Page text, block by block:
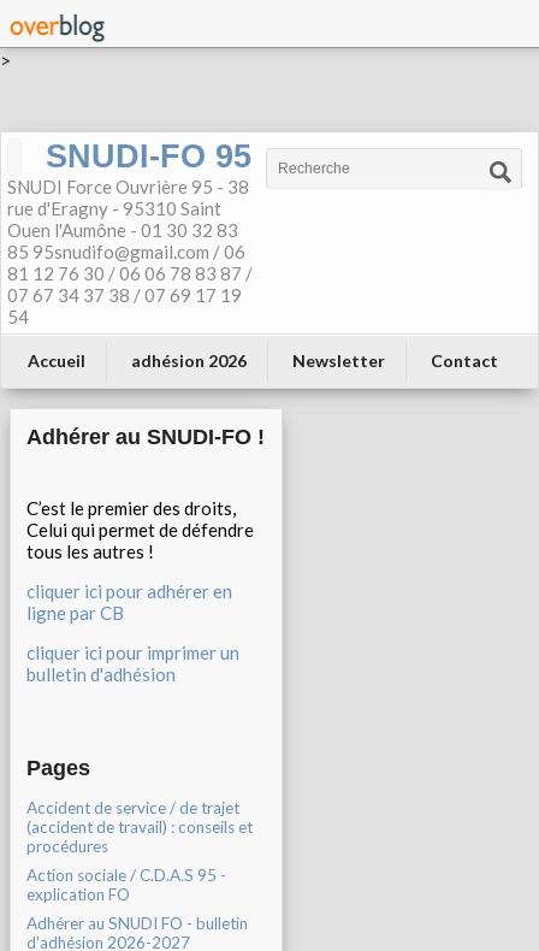
>
SNUDI-FO 95
SNUDI Force Ouvrière 95 - 38
rue d'Eragny - 95310 Saint
Ouen l'Aumône - 01 30 32 83
85 95snudifo@gmail.com / 06
81 12 76 30 / 06 06 78 83 87 /
07 67 34 37 38 / 07 69 17 19
54
Accueil adhésion 2026 Newsletter Contact
Adhérer au SNUDI-FO !
C’est le premier des droits,
Celui qui permet de défendre
tous les autres !
cliquer ici pour adhérer en
ligne par CB
cliquer ici pour imprimer un
bulletin d'adhésion
Pages
Accident de service / de trajet
(accident de travail) : conseils et
procédures
Action sociale / C.D.A.S 95 -
explication FO
Adhérer au SNUDI FO - bulletin
d'adhésion 2026-2027